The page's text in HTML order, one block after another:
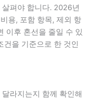
펴야 합니다. 2026년
용, 포함 항목, 제외 항
이후 혼선을 줄일 수 있
건을 기준으로 한 것인
라지는지 함께 확인해